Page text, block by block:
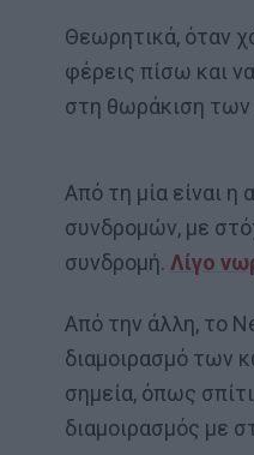
Θεωρητικά, όταν
φέρεις πίσω και
στη θωράκιση των
Από τη μία είναι
συνδρομών, με
συνδρομή. Λίγο
Από την άλλη, το
διαμοιρασμό των
σημεία, όπως
διαμοιρασμός με